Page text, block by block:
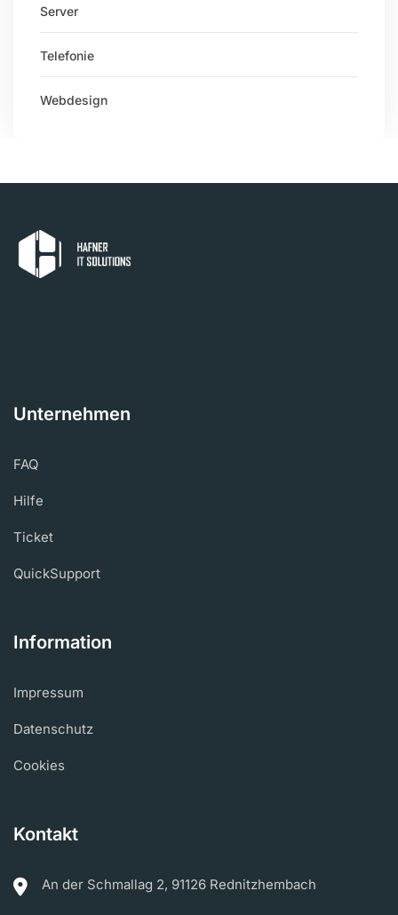
Server
Telefonie
Webdesign
Unternehmen
FAQ
Hilfe
Ticket
QuickSupport
Information
Impressum
Datenschutz
Cookies
Kontakt
An der Schmallag 2, 91126 Rednitzhembach